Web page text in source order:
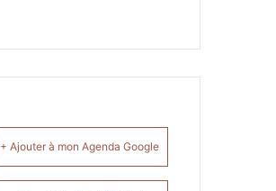
+ Ajouter à mon Agenda Google